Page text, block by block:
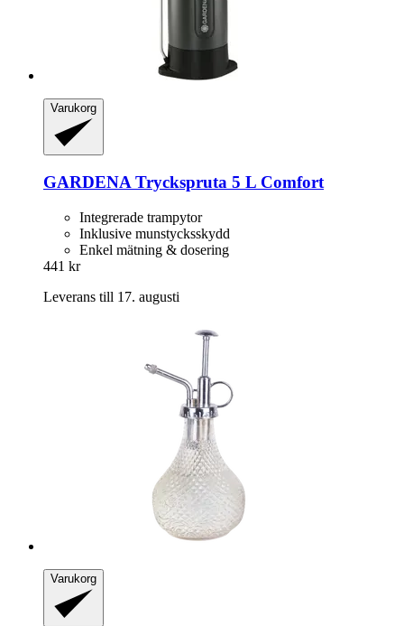
Varukorg
GARDENA Tryckspruta 5 L Comfort
Integrerade trampytor
Inklusive munstycksskydd
Enkel mätning & dosering
441 kr
Leverans till 17. augusti
Varukorg